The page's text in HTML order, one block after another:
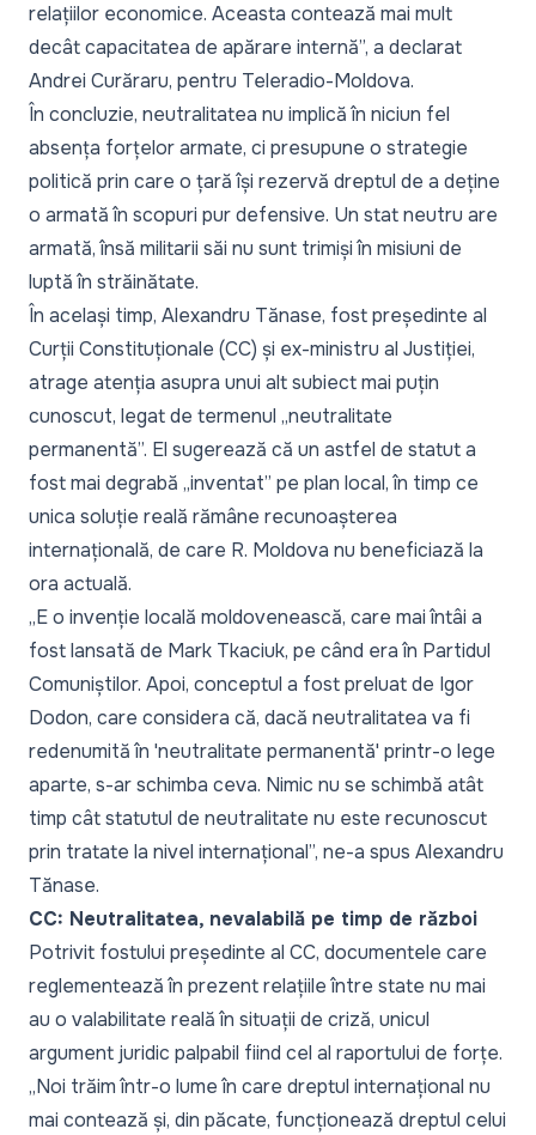
relațiilor economice. Aceasta contează mai mult
decât capacitatea de apărare internă”, a declarat
Andrei Curăraru, pentru Teleradio-Moldova.
În concluzie, neutralitatea nu implică în niciun fel
absența forțelor armate, ci presupune o strategie
politică prin care o țară își rezervă dreptul de a deține
o armată în scopuri pur defensive. Un stat neutru are
armată, însă militarii săi nu sunt trimiși în misiuni de
luptă în străinătate.
În același timp, Alexandru Tănase, fost președinte al
Curții Constituționale (CC) și ex-ministru al Justiției,
atrage atenția asupra unui alt subiect mai puțin
cunoscut, legat de termenul „neutralitate
permanentă”. El sugerează că un astfel de statut a
fost mai degrabă „inventat” pe plan local, în timp ce
unica soluție reală rămâne recunoașterea
internațională, de care R. Moldova nu beneficiază la
ora actuală.
„E o invenție locală moldovenească, care mai întâi a
fost lansată de Mark Tkaciuk, pe când era în Partidul
Comuniștilor. Apoi, conceptul a fost preluat de Igor
Dodon, care considera că, dacă neutralitatea va fi
redenumită în 'neutralitate permanentă' printr-o lege
aparte, s-ar schimba ceva. Nimic nu se schimbă atât
timp cât statutul de neutralitate nu este recunoscut
prin tratate la nivel internațional”, ne-a spus Alexandru
Tănase.
CC: Neutralitatea, nevalabilă pe timp de război
Potrivit fostului președinte al CC, documentele care
reglementează în prezent relațiile între state nu mai
au o valabilitate reală în situații de criză, unicul
argument juridic palpabil fiind cel al raportului de forțe.
„Noi trăim într-o lume în care dreptul internațional nu
mai contează și, din păcate, funcționează dreptul celui